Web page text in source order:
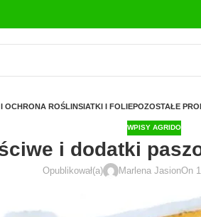
I OCHRONA ROŚLINSIATKI I FOLIEPOZOSTAŁE
WPISY AGRIDO
i dodatki
Opublikował(a) Marlena JasionOn